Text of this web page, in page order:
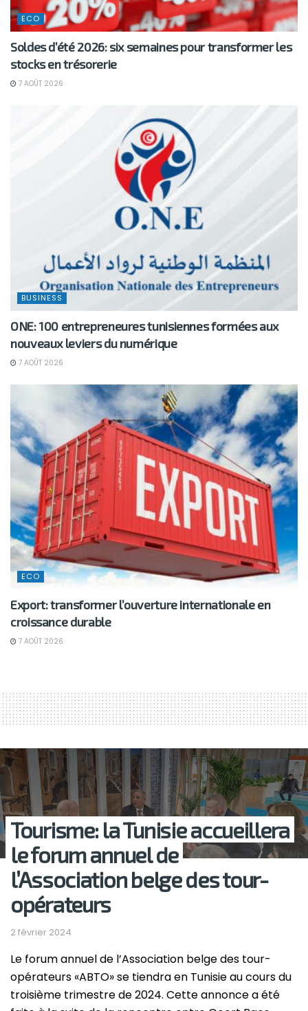
ECO
Soldes d’été 2026: six semaines pour transformer les
stocks en trésorerie
7 AOÛT 2026
BUSINESS
ONE: 100 entrepreneures tunisiennes formées aux
nouveaux leviers du numérique
7 AOÛT 2026
ECO
Export: transformer l’ouverture internationale en
croissance durable
7 AOÛT 2026
Tourisme: la Tunisie accueillera
le forum annuel de
l’Association belge des tour-
opérateurs
2 février 2024
Le forum annuel de l’Association belge des tour-
opérateurs «ABTO» se tiendra en Tunisie au cours du
troisième trimestre de 2024. Cette annonce a été